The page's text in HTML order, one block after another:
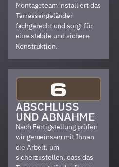
Montageteam installiert das
Terrassengeländer
fachgerecht und sorgt für
eine stabile und sichere
Konstruktion.
6
ABSCHLUSS
UND ABNAHME
Nach Fertigstellung prüfen
wir gemeinsam mit Ihnen
die Arbeit, um
sicherzustellen, dass das